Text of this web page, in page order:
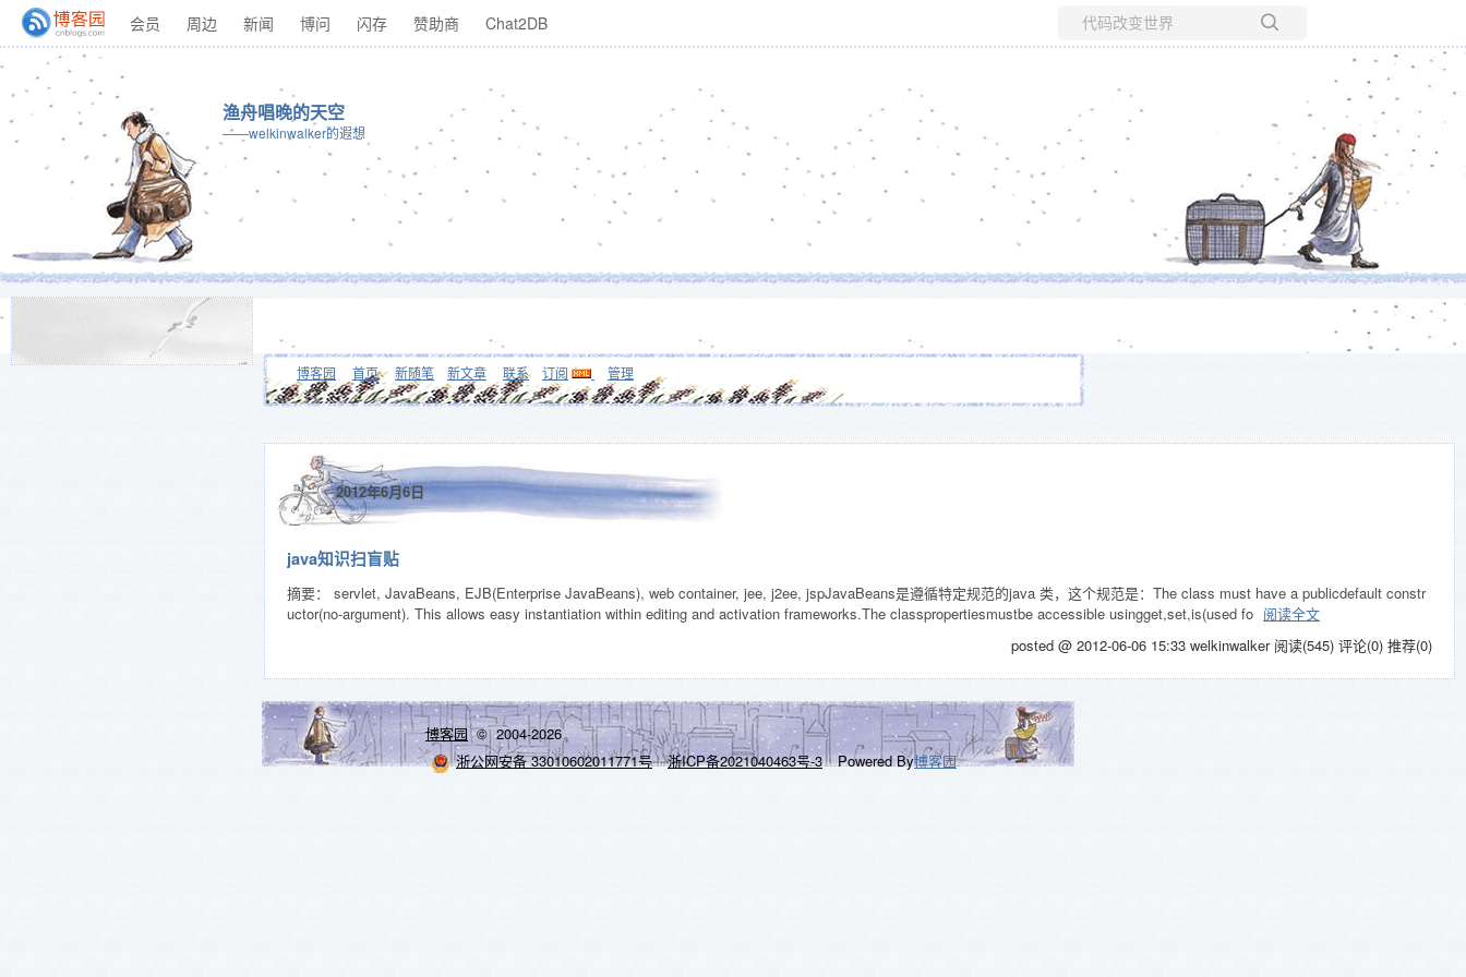
会员 周边 新闻 博问 闪存 赞助商 Chat2DB
渔舟唱晚的天空
——welkinwalker的遐想
博客园 首页 新随笔 新文章 联系 订阅 管理
2012年6月6日
java知识扫盲贴
摘要： servlet, JavaBeans, EJB(Enterprise JavaBeans), web container, jee, j2ee, jspJavaBeans是遵循特定规范的java 类，这个规范是：The class must have a publicdefault constr
uctor(no-argument). This allows easy instantiation within editing and activation frameworks.The classpropertiesmustbe accessible usingget,set,is(used fo 阅读全文
posted @ 2012-06-06 15:33 welkinwalker 阅读(545) 评论(0) 推荐(0)
博客园© 2004-2026
浙公网安备 33010602011771号
浙ICP备2021040463号-3 Powered By博客园